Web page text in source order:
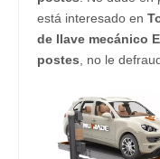
está interesado en
de llave mecánico
postes , no le